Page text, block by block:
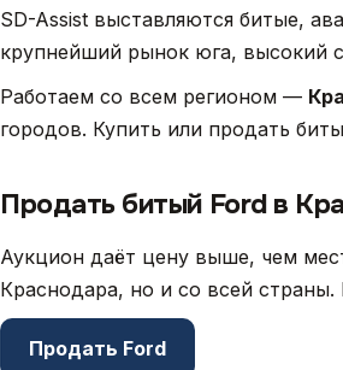
SD-Assist выставляются битые,
крупнейший рынок юга, высокий
Работаем со всем регионом —
городов. Купить или продать
Продать битый Ford в
Аукцион даёт цену выше, чем
Краснодара, но и со всей страны.
Продать Ford